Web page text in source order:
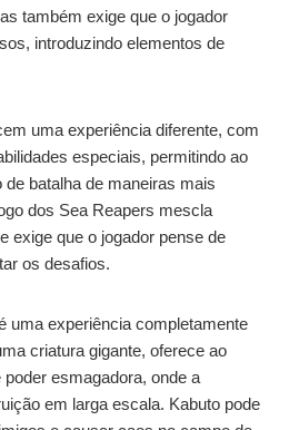
também exige que o jogador
introduzindo elementos de
uma experiência diferente, com
especiais, permitindo ao
batalha de maneiras mais
dos Sea Reapers mescla
exige que o jogador pense de
os desafios.
uma experiência completamente
criatura gigante, oferece ao
esmagadora, onde a
em larga escala. Kabuto pode